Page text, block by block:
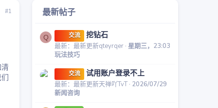
#1 最新帖子
Q 交流 挖钻石
最新：最新更新qteyrqer 星期三，23:03
玩法技巧
交流 试用账户登录不上
最新：最新更新天禅吖TvT 2026/07/29
新闻咨询